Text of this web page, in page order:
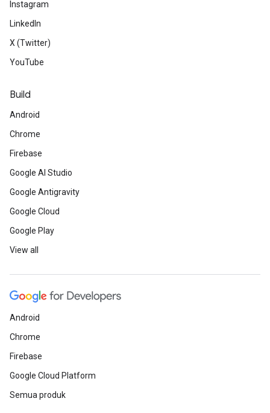
Instagram
LinkedIn
X (Twitter)
YouTube
Build
Android
Chrome
Firebase
Google AI Studio
Google Antigravity
Google Cloud
Google Play
View all
Android
Chrome
Firebase
Google Cloud Platform
Semua produk